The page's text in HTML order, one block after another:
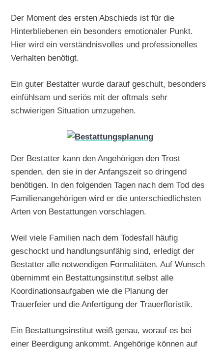
Der Moment des ersten Abschieds ist für die
Hinterbliebenen ein besonders emotionaler Punkt.
Hier wird ein verständnisvolles und professionelles
Verhalten benötigt.
Ein guter Bestatter wurde darauf geschult, besonders
einfühlsam und seriös mit der oftmals sehr
schwierigen Situation umzugehen.
Der Bestatter kann den Angehörigen den Trost
spenden, den sie in der Anfangszeit so dringend
benötigen. In den folgenden Tagen nach dem Tod des
Familienangehörigen wird er die unterschiedlichsten
Arten von Bestattungen vorschlagen.
Weil viele Familien nach dem Todesfall häufig
geschockt und handlungsunfähig sind, erledigt der
Bestatter alle notwendigen Formalitäten. Auf Wunsch
übernimmt ein Bestattungsinstitut selbst alle
Koordinationsaufgaben wie die Planung der
Trauerfeier und die Anfertigung der Trauerfloristik.
Ein Bestattungsinstitut weiß genau, worauf es bei
einer Beerdigung ankommt. Angehörige können auf